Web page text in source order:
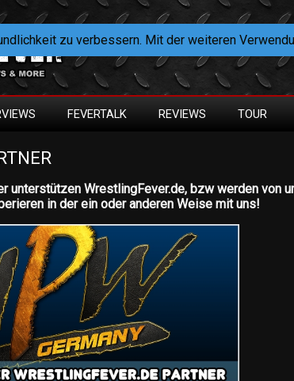
FEVERTALK REVIEWS TOUR
unterstützen WrestlingFever.de, bzw werden von
in der ein oder anderen Weise mit uns!
zu verbessern. Mit der weiteren